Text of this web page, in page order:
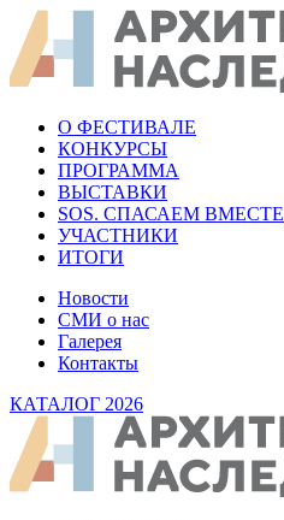
О ФЕСТИВАЛЕ
КОНКУРСЫ
ПРОГРАММА
ВЫСТАВКИ
SOS. СПАСАЕМ ВМЕСТЕ
УЧАСТНИКИ
ИТОГИ
Новости
СМИ о нас
Галерея
Контакты
КАТАЛОГ 2026